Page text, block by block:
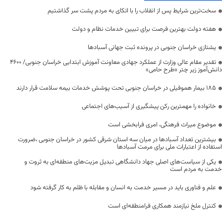
سخت‌ترین شرایط پس از انقلاب را با اتکای به مردم پشت سر گذاشتیم
هفته دولت بهترین فرصت برای تبیین خدمات نظام و دولت
یشتازی خراسان جنوبی در پرونده ثبت جهانی آسبادها
تقدیر مقام عالی وزارت از عملکرد جهادی معاونت آموزش ابتدایی خراسان جنوبی/ ۴۶۰۰
دانش‌آموز زیر چتر «طرح حامی»
۱۸۵ بیمار هموفیلی در خراسان جنوبی تحت پوشش خدمات بیمه سلامت قرار دارند
خانواده را مهمترین رکن پیشگیری از آسیب‌های اجتماعی
موضوع میراث فرهنگی، امری فرابخشی است
بیشترین تعداد آسبادها در میان سه استان شرقی کشور در خراسان جنوبی ،ضرورت
استفاده از اعتبارات ملی برای مرمت آسبادها
یکی از سیاست‌های اصلی جهاد دانشگاهی تبدیل مزیت‌های منطقه‌ای به ثروت و
خدمت به مردم است
علم و فناوری باید در مسیر خدمت به انسان و مقابله با ظلم به کار گرفته شود
کنترل ملخ نیازمند همکاری فرامنطقه‌ای است